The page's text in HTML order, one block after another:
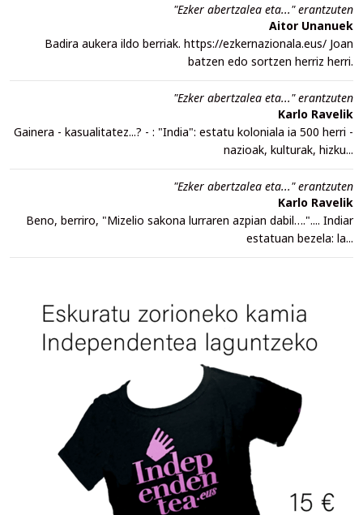
"Ezker abertzalea eta..." erantzuten
Aitor Unanuek
Badira aukera ildo berriak. https://ezkernazionala.eus/ Joan
batzen edo sortzen herriz herri.
"Ezker abertzalea eta..." erantzuten
Karlo Ravelik
Gainera - kasualitatez...? - : "India": estatu koloniala ia 500 herri -
nazioak, kulturak, hizku...
"Ezker abertzalea eta..." erantzuten
Karlo Ravelik
Beno, berriro, "Mizelio sakona lurraren azpian dabil….".... Indiar
estatuan bezela: la...